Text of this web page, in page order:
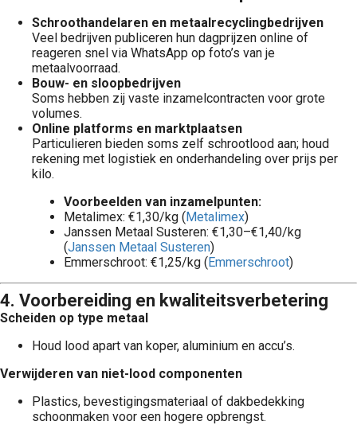
Schroothandelaren en metaalrecyclingbedrijven
Veel bedrijven publiceren hun dagprijzen online of
reageren snel via WhatsApp op foto’s van je
metaalvoorraad.
Bouw- en sloopbedrijven
Soms hebben zij vaste inzamelcontracten voor grote
volumes.
Online platforms en marktplaatsen
Particulieren bieden soms zelf schrootlood aan; houd
rekening met logistiek en onderhandeling over prijs per
kilo.
Voorbeelden van inzamelpunten:
Metalimex: €1,30/kg (Metalimex)
Janssen Metaal Susteren: €1,30–€1,40/kg
(Janssen Metaal Susteren)
Emmerschroot: €1,25/kg (Emmerschroot)
4. Voorbereiding en kwaliteitsverbetering
Scheiden op type metaal
Houd lood apart van koper, aluminium en accu’s.
Verwijderen van niet-lood componenten
Plastics, bevestigingsmateriaal of dakbedekking
schoonmaken voor een hogere opbrengst.